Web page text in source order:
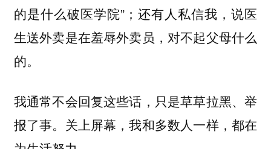
的是什么破医学院”；还有人私信我，说医
生送外卖是在羞辱外卖员，对不起父母什么
的。
我通常不会回复这些话，只是草草拉黑、举
报了事。关上屏幕，我和多数人一样，都在